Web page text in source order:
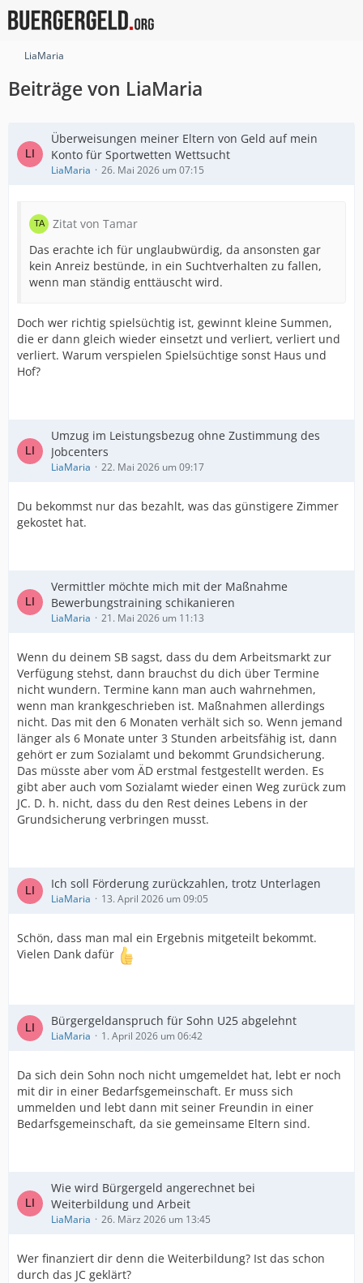
LiaMaria
Beiträge von LiaMaria
Überweisungen meiner Eltern von Geld auf mein
Konto für Sportwetten Wettsucht
LiaMaria 26. Mai 2026 um 07:15
Zitat von Tamar
Das erachte ich für unglaubwürdig, da ansonsten gar
kein Anreiz bestünde, in ein Suchtverhalten zu fallen,
wenn man ständig enttäuscht wird.
Doch wer richtig spielsüchtig ist, gewinnt kleine Summen,
die er dann gleich wieder einsetzt und verliert, verliert und
verliert. Warum verspielen Spielsüchtige sonst Haus und
Hof?
Umzug im Leistungsbezug ohne Zustimmung des
Jobcenters
LiaMaria 22. Mai 2026 um 09:17
Du bekommst nur das bezahlt, was das günstigere Zimmer
gekostet hat.
Vermittler möchte mich mit der Maßnahme
Bewerbungstraining schikanieren
LiaMaria 21. Mai 2026 um 11:13
Wenn du deinem SB sagst, dass du dem Arbeitsmarkt zur
Verfügung stehst, dann brauchst du dich über Termine
nicht wundern. Termine kann man auch wahrnehmen,
wenn man krankgeschrieben ist. Maßnahmen allerdings
nicht. Das mit den 6 Monaten verhält sich so. Wenn jemand
länger als 6 Monate unter 3 Stunden arbeitsfähig ist, dann
gehört er zum Sozialamt und bekommt Grundsicherung.
Das müsste aber vom ÄD erstmal festgestellt werden. Es
gibt aber auch vom Sozialamt wieder einen Weg zurück zum
JC. D. h. nicht, dass du den Rest deines Lebens in der
Grundsicherung verbringen musst.
Ich soll Förderung zurückzahlen, trotz Unterlagen
LiaMaria 13. April 2026 um 09:05
Schön, dass man mal ein Ergebnis mitgeteilt bekommt.
Vielen Dank dafür
Bürgergeldanspruch für Sohn U25 abgelehnt
LiaMaria 1. April 2026 um 06:42
Da sich dein Sohn noch nicht umgemeldet hat, lebt er noch
mit dir in einer Bedarfsgemeinschaft. Er muss sich
ummelden und lebt dann mit seiner Freundin in einer
Bedarfsgemeinschaft, da sie gemeinsame Eltern sind.
Wie wird Bürgergeld angerechnet bei
Weiterbildung und Arbeit
LiaMaria 26. März 2026 um 13:45
Wer finanziert dir denn die Weiterbildung? Ist das schon
durch das JC geklärt?